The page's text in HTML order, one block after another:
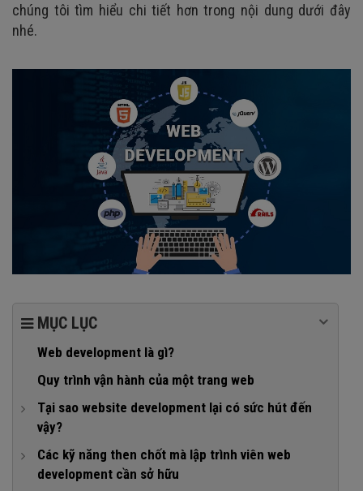
chúng tôi tìm hiểu chi tiết hơn trong nội dung dưới đây
nhé.
MỤC LỤC
Web development là gì?
Quy trình vận hành của một trang web
Tại sao website development lại có sức hút đến
vậy?
1. Không yêu cầu về bằng cấp
2. Nhu cầu tuyển dụng cao
Các kỹ năng then chốt mà lập trình viên web
development cần sở hữu